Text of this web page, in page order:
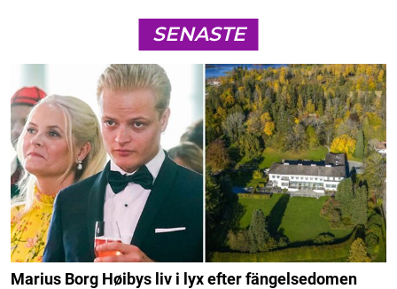
SENASTE
Marius Borg Høibys liv i lyx efter fängelsedomen